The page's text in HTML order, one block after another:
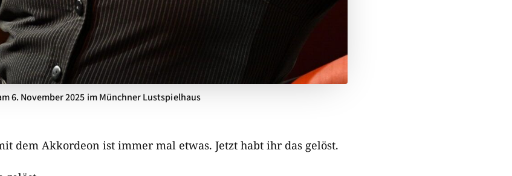
6. November 2025 im Münchner Lustspielhaus
dem Akkordeon ist immer mal etwas. Jetzt habt ihr das gelöst.